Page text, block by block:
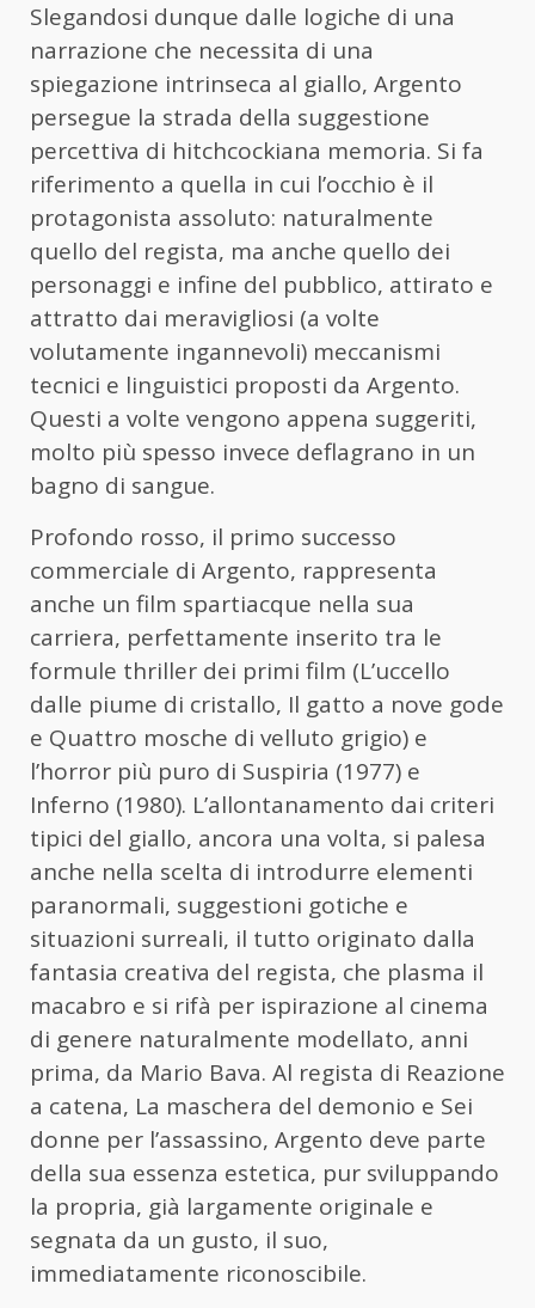
Slegandosi dunque dalle logiche di una
narrazione che necessita di una
spiegazione intrinseca al giallo, Argento
persegue la strada della suggestione
percettiva di hitchcockiana memoria. Si fa
riferimento a quella in cui l’occhio è il
protagonista assoluto: naturalmente
quello del regista, ma anche quello dei
personaggi e infine del pubblico, attirato e
attratto dai meravigliosi (a volte
volutamente ingannevoli) meccanismi
tecnici e linguistici proposti da Argento.
Questi a volte vengono appena suggeriti,
molto più spesso invece deflagrano in un
bagno di sangue.
Profondo rosso, il primo successo
commerciale di Argento, rappresenta
anche un film spartiacque nella sua
carriera, perfettamente inserito tra le
formule thriller dei primi film (L’uccello
dalle piume di cristallo, Il gatto a nove gode
e Quattro mosche di velluto grigio) e
l’horror più puro di Suspiria (1977) e
Inferno (1980). L’allontanamento dai criteri
tipici del giallo, ancora una volta, si palesa
anche nella scelta di introdurre elementi
paranormali, suggestioni gotiche e
situazioni surreali, il tutto originato dalla
fantasia creativa del regista, che plasma il
macabro e si rifà per ispirazione al cinema
di genere naturalmente modellato, anni
prima, da Mario Bava. Al regista di Reazione
a catena, La maschera del demonio e Sei
donne per l’assassino, Argento deve parte
della sua essenza estetica, pur sviluppando
la propria, già largamente originale e
segnata da un gusto, il suo,
immediatamente riconoscibile.